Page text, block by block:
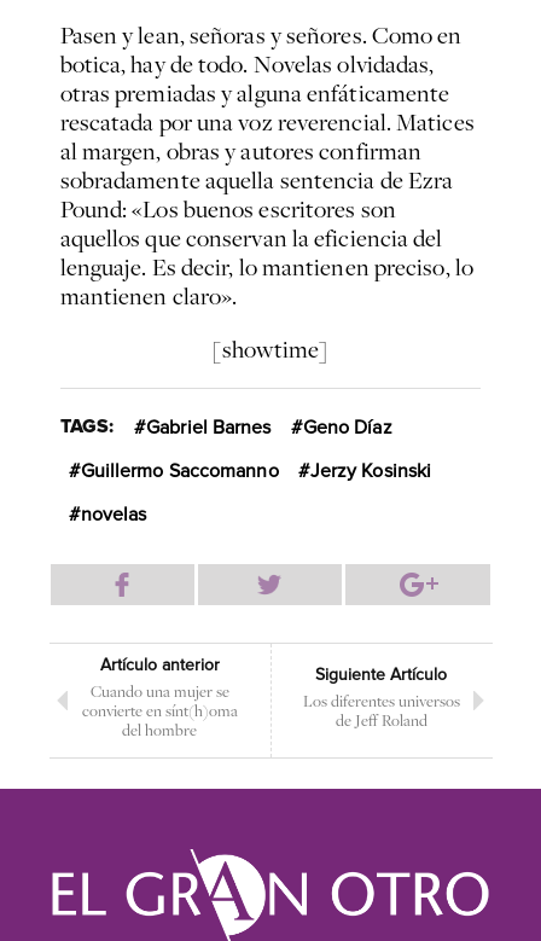
Pasen y lean, señoras y señores. Como en
botica, hay de todo. Novelas olvidadas,
otras premiadas y alguna enfáticamente
rescatada por una voz reverencial. Matices
al margen, obras y autores confirman
sobradamente aquella sentencia de Ezra
Pound: «Los buenos escritores son
aquellos que conservan la eficiencia del
lenguaje. Es decir, lo mantienen preciso, lo
mantienen claro».
[showtime]
TAGS: Gabriel Barnes
Geno Díaz
Guillermo Saccomanno
Jerzy Kosinski
novelas
Artículo anterior
Cuando una mujer se
convierte en sínt(h)oma
del hombre
Siguiente Artículo
Los diferentes universos
de Jeff Roland